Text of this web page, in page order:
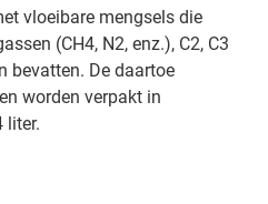
vloeibare mengsels die
(CH4, N2, enz.), C2, C3
bevatten. De daartoe
worden verpakt in
liter.